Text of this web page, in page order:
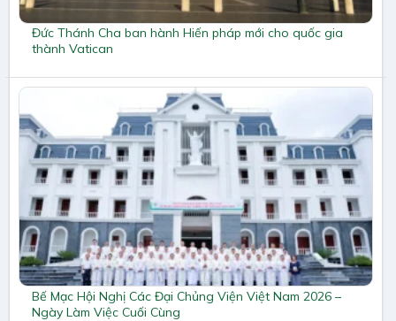
Đức Thánh Cha ban hành Hiến pháp mới cho quốc gia
thành Vatican
Bế Mạc Hội Nghị Các Đại Chủng Viện Việt Nam 2026 –
Ngày Làm Việc Cuối Cùng